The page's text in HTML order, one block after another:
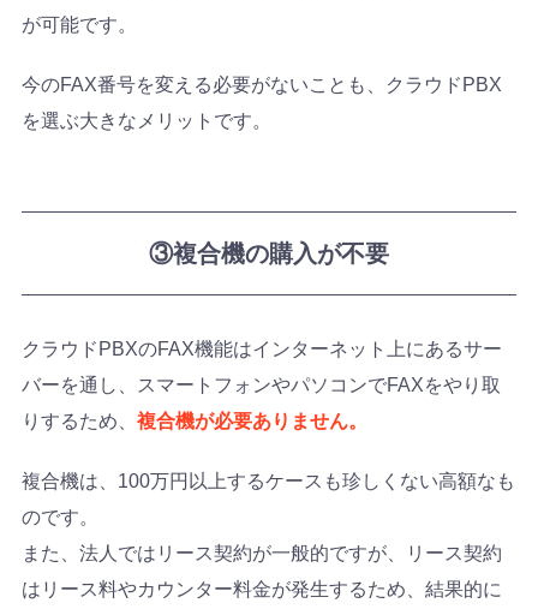
が可能です。
今のFAX番号を変える必要がないことも、クラウドPBX
を選ぶ大きなメリットです。
③複合機の購入が不要
クラウドPBXのFAX機能はインターネット上にあるサー
バーを通し、スマートフォンやパソコンでFAXをやり取
りするため、 複合機が必要ありません。
複合機は、100万円以上するケースも珍しくない高額なも
のです。
また、法人ではリース契約が一般的ですが、リース契約
はリース料やカウンター料金が発生するため、結果的に